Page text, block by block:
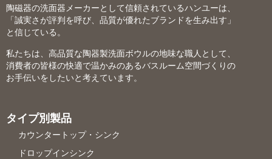
陶磁器の洗面器メーカーとして信頼されているハンユーは、
「誠実さが評判を呼び、品質が優れたブランドを生み出す」
と信じている。
私たちは、高品質な陶器製洗面ボウルの地味な職人として、
消費者の皆様の快適で温かみのあるバスルーム空間づくりの
お手伝いをしたいと考えています。
タイプ別製品
カウンタートップ・シンク
ドロップインシンク